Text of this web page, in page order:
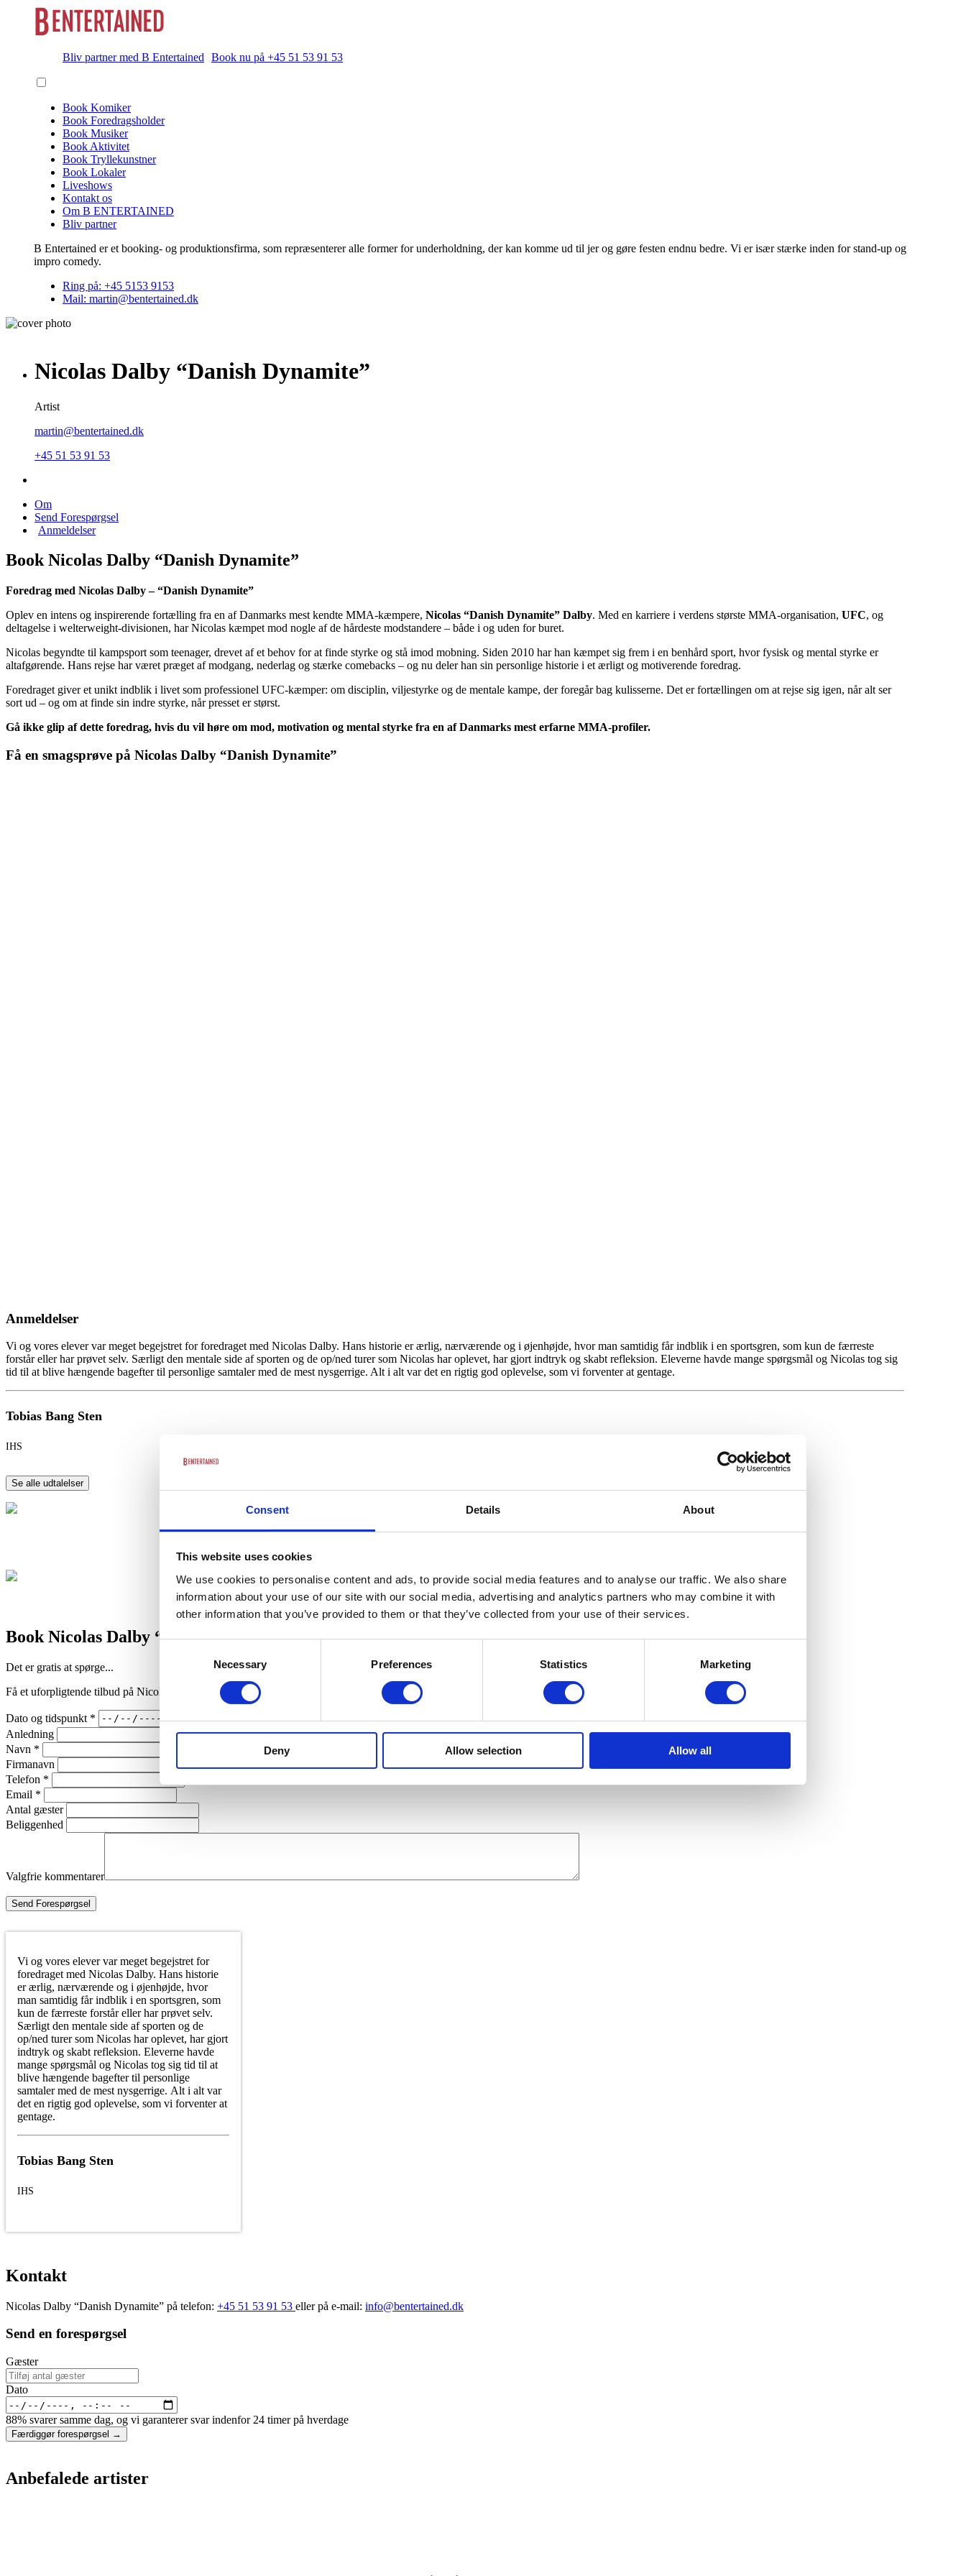
Consent Details About
This website uses cookies
We use cookies to personalise content and ads, to provide social media features and to analyse our traffic. We also share
information about your use of our site with our social media, advertising and analytics partners who may combine it with
other information that you’ve provided to them or that they’ve collected from your use of their services.
Necessary Preferences Statistics Marketing
Deny Allow selection Allow all
Bliv partner med B Entertained Book nu på +45 51 53 91 53
Book Komiker
Book Foredragsholder
Book Musiker
Book Aktivitet
Book Tryllekunstner
Book Lokaler
Liveshows
Kontakt os
Om B ENTERTAINED
Bliv partner
B Entertained er et booking- og produktionsfirma, som repræsenterer alle former for underholdning, der kan komme ud til jer og gøre festen endnu bedre. Vi er især stærke inden for stand-up og
impro comedy.
Ring på: +45 5153 9153
Mail: martin@bentertained.dk
Nicolas Dalby “Danish Dynamite”
Artist
martin@bentertained.dk
+45 51 53 91 53
Om
Send Forespørgsel
Anmeldelser
Book Nicolas Dalby “Danish Dynamite”
Foredrag med Nicolas Dalby – “Danish Dynamite”
Oplev en intens og inspirerende fortælling fra en af Danmarks mest kendte MMA-kæmpere, Nicolas “Danish Dynamite” Dalby. Med en karriere i verdens største MMA-organisation, UFC, og
deltagelse i welterweight-divisionen, har Nicolas kæmpet mod nogle af de hårdeste modstandere – både i og uden for buret.
Nicolas begyndte til kampsport som teenager, drevet af et behov for at finde styrke og stå imod mobning. Siden 2010 har han kæmpet sig frem i en benhård sport, hvor fysisk og mental styrke er
altafgørende. Hans rejse har været præget af modgang, nederlag og stærke comebacks – og nu deler han sin personlige historie i et ærligt og motiverende foredrag.
Foredraget giver et unikt indblik i livet som professionel UFC-kæmper: om disciplin, viljestyrke og de mentale kampe, der foregår bag kulisserne. Det er fortællingen om at rejse sig igen, når alt ser
sort ud – og om at finde sin indre styrke, når presset er størst.
Gå ikke glip af dette foredrag, hvis du vil høre om mod, motivation og mental styrke fra en af Danmarks mest erfarne MMA-profiler.
Få en smagsprøve på Nicolas Dalby “Danish Dynamite”
Anmeldelser
Vi og vores elever var meget begejstret for foredraget med Nicolas Dalby. Hans historie er ærlig, nærværende og i øjenhøjde, hvor man samtidig får indblik i en sportsgren, som kun de færreste
forstår eller har prøvet selv. Særligt den mentale side af sporten og de op/ned turer som Nicolas har oplevet, har gjort indtryk og skabt refleksion. Eleverne havde mange spørgsmål og Nicolas tog sig
tid til at blive hængende bagefter til personlige samtaler med de mest nysgerrige. Alt i alt var det en rigtig god oplevelse, som vi forventer at gentage.
Tobias Bang Sten
IHS
Se alle udtalelser
Book Nicolas Dalby “Danish Dynamite”
Det er gratis at spørge...
Få et uforpligtende tilbud på Nicolas Dalby “Danish Dynamite” vi svarer hurtigt på din forespørgsel. Skal det gå lynende hurtigt kan vi altid kontaktes på tlf.
+45 51 53 91 53!
Dato og tidspunkt *
Anledning
Navn *
Firmanavn
Telefon *
Email *
Antal gæster
Beliggenhed
Valgfrie kommentarer
Send Forespørgsel
Vi og vores elever var meget begejstret for
foredraget med Nicolas Dalby. Hans historie
er ærlig, nærværende og i øjenhøjde, hvor
man samtidig får indblik i en sportsgren, som
kun de færreste forstår eller har prøvet selv.
Særligt den mentale side af sporten og de
op/ned turer som Nicolas har oplevet, har gjort
indtryk og skabt refleksion. Eleverne havde
mange spørgsmål og Nicolas tog sig tid til at
blive hængende bagefter til personlige
samtaler med de mest nysgerrige. Alt i alt var
det en rigtig god oplevelse, som vi forventer at
gentage.
Tobias Bang Sten
IHS
Kontakt
Nicolas Dalby “Danish Dynamite” på telefon: +45 51 53 91 53 eller på e-mail: info@bentertained.dk
Send en forespørgsel
Gæster
Dato
88% svarer samme dag, og vi garanterer svar indenfor 24 timer på hverdage
Færdiggør forespørgsel →
Anbefalede artister